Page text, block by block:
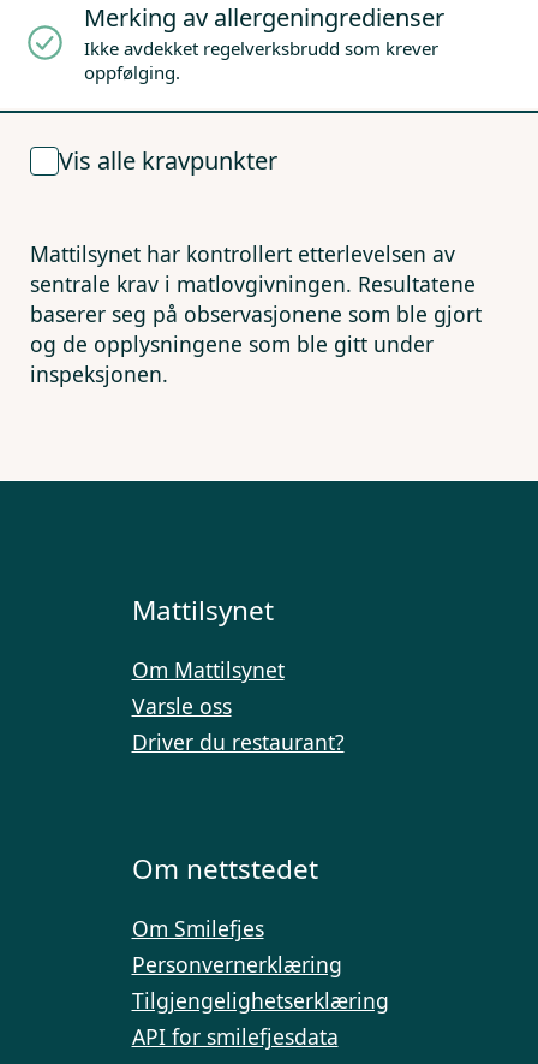
Merking av allergeningredienser
Ikke avdekket regelverksbrudd som krever
oppfølging.
Vis alle kravpunkter
Mattilsynet har kontrollert etterlevelsen av
sentrale krav i matlovgivningen. Resultatene
baserer seg på observasjonene som ble gjort
og de opplysningene som ble gitt under
inspeksjonen.
Mattilsynet
Om Mattilsynet
Varsle oss
Driver du restaurant?
Om nettstedet
Om Smilefjes
Personvernerklæring
Tilgjengelighetserklæring
API for smilefjesdata